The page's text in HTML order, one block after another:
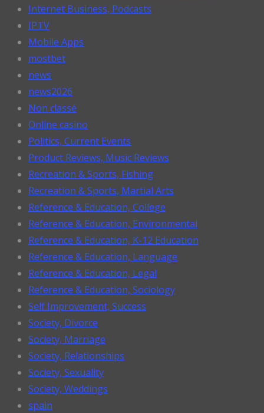
Internet Business, Podcasts
IPTV
Mobile Apps
mostbet
news
news2026
Non classé
Online casino
Politics, Current Events
Product Reviews, Music Reviews
Recreation & Sports, Fishing
Recreation & Sports, Martial Arts
Reference & Education, College
Reference & Education, Environmental
Reference & Education, K-12 Education
Reference & Education, Language
Reference & Education, Legal
Reference & Education, Sociology
Self Improvement, Success
Society, Divorce
Society, Marriage
Society, Relationships
Society, Sexuality
Society, Weddings
spain